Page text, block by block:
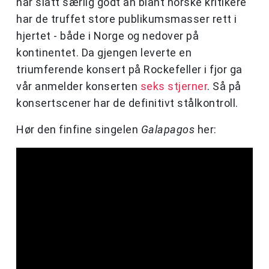
har de truffet store publikumsmasser rett i
hjertet - både i Norge og nedover på
kontinentet. Da gjengen leverte en
triumferende konsert på Rockefeller i fjor ga
vår anmelder konserten seks stjerner. Så på
konsertscener har de definitivt stålkontroll.
Hør den finfine singelen Galapagos her: